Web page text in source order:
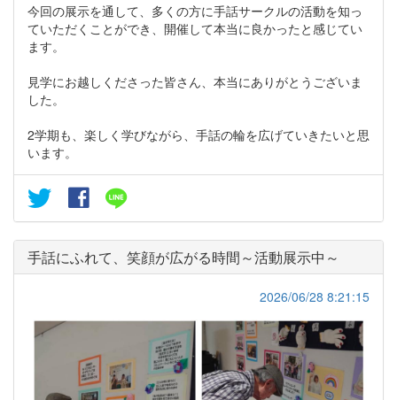
今回の展示を通して、多くの方に手話サークルの活動を知っ
ていただくことができ、開催して本当に良かったと感じてい
ます。
見学にお越しくださった皆さん、本当にありがとうございま
した。
2学期も、楽しく学びながら、手話の輪を広げていきたいと思
います。
手話にふれて、笑顔が広がる時間～活動展示中～
2026/06/28 8:21:15